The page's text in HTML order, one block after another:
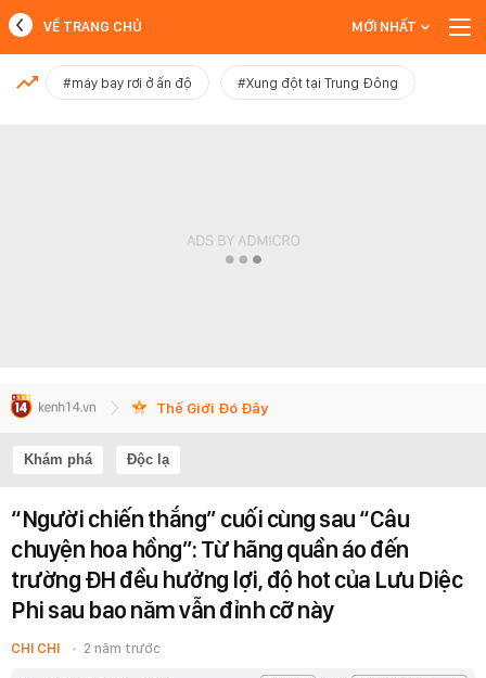
MỚI NHẤT
VỀ TRANG CHỦ MỚI NHẤT
#máy bay rơi ở ấn độ #Xung đột tại Trung Đông
Thế Giới Đó Đây
Khám phá Độc lạ
“Người chiến thắng” cuối cùng sau “Câu
chuyện hoa hồng”: Từ hãng quần áo đến
trường ĐH đều hưởng lợi, độ hot của Lưu Diệc
Phi sau bao năm vẫn đỉnh cỡ này
CHI CHI 2 năm trước